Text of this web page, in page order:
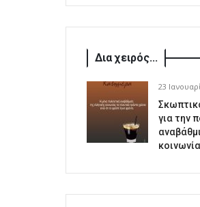
Δια χειρός...
23
για την